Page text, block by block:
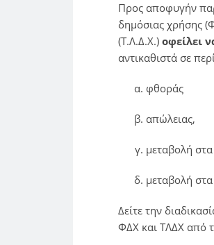
Προς αποφυγήν
δημόσιας χρήσης
(Τ.Λ.Δ.Χ.) οφείλει
αντικαθιστά σε
φθοράς
απώλειας,
μεταβολή
μεταβολή στα
Δείτε την
ΦΔΧ και ΤΛΔΧ από